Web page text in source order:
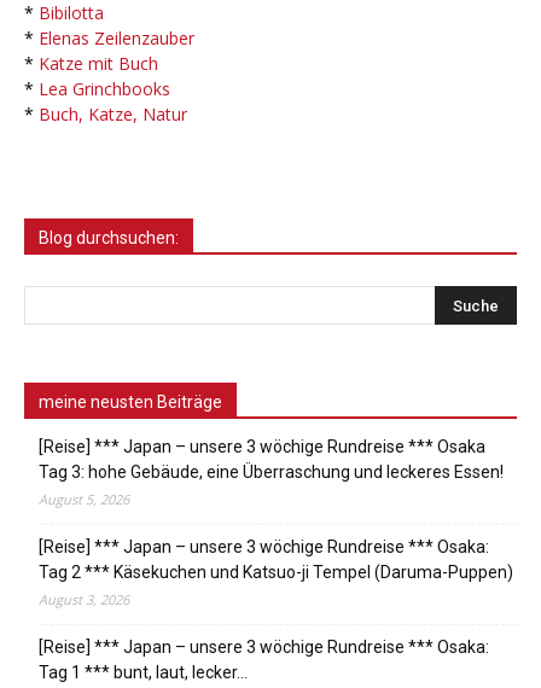
* Bibilotta
* Elenas Zeilenzauber
* Katze mit Buch
* Lea Grinchbooks
* Buch, Katze, Natur
Blog durchsuchen:
meine neusten Beiträge
[Reise] *** Japan – unsere 3 wöchige Rundreise *** Osaka
Tag 3: hohe Gebäude, eine Überraschung und leckeres Essen!
August 5, 2026
[Reise] *** Japan – unsere 3 wöchige Rundreise *** Osaka:
Tag 2 *** Käsekuchen und Katsuo-ji Tempel (Daruma-Puppen)
August 3, 2026
[Reise] *** Japan – unsere 3 wöchige Rundreise *** Osaka:
Tag 1 *** bunt, laut, lecker…